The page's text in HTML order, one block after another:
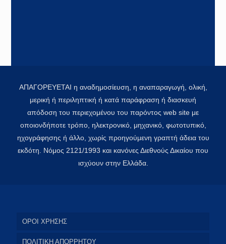
ΑΠΑΓΟΡΕΥΕΤΑΙ η αναδημοσίευση, η αναπαραγωγή, ολική,
μερική ή περιληπτική ή κατά παράφραση ή διασκευή
απόδοση του περιεχομένου του παρόντος web site με
οποιονδήποτε τρόπο, ηλεκτρονικό, μηχανικό, φωτοτυπικό,
ηχογράφησης ή άλλο, χωρίς προηγούμενη γραπτή άδεια του
εκδότη. Νόμος 2121/1993 και κανόνες Διεθνούς Δικαίου που
ισχύουν στην Ελλάδα.
ΟΡΟΙ ΧΡΗΣΗΣ
ΠΟΛΙΤΙΚΗ ΑΠΟΡΡΗΤΟΥ